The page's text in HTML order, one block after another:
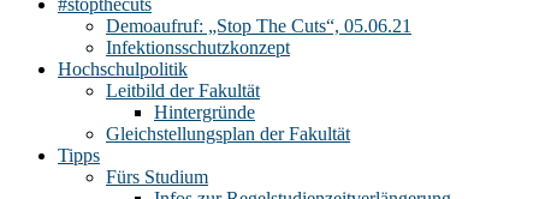
#stopthecuts
Demoaufruf: „Stop The Cuts“, 05.06.21
Infektionsschutzkonzept
Hochschulpolitik
Leitbild der Fakultät
Hintergründe
Gleichstellungsplan der Fakultät
Tipps
Fürs Studium